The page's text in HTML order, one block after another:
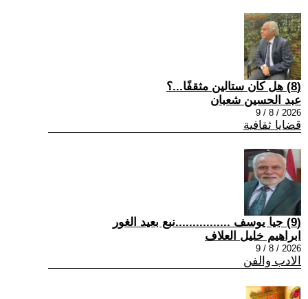
(8) هل كان ستالين مثقفًا...؟
عبد الحسين شعبان
2026 / 8 / 9
قضايا ثقافية
(9) جيا يوسف ................نبع بعيد الغور
ابراهيم خليل العلاف
2026 / 8 / 9
الادب والفن